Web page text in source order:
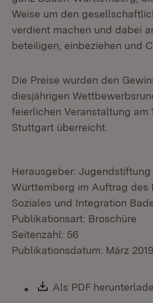
Weise um den
verdient machen und dabei
beteiligen, einbeziehen und
Die Preise wurden den
diesjährigen
feierlichen Veranstaltung am
Stuttgart überreicht.
Herausgeber:
Württemberg im Auftrag des
Soziales und Integration
Publikationsart: Broschüre
Seitenzahl: 56
Publikationsdatum: März 2019
Download:
Als PDF